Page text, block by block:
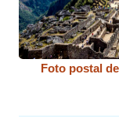
Foto postal